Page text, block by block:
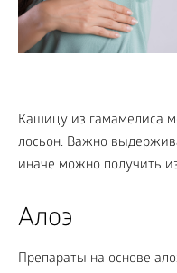
Кашицу из гамамелиса
лосьон. Важно
иначе можно получить
Алоэ
Препараты на основе